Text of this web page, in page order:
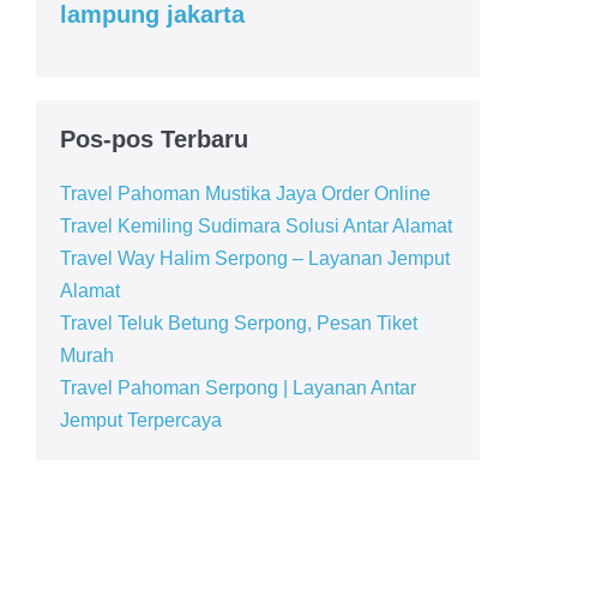
lampung jakarta
Pos-pos Terbaru
Travel Pahoman Mustika Jaya Order Online
Travel Kemiling Sudimara Solusi Antar Alamat
Travel Way Halim Serpong – Layanan Jemput
Alamat
Travel Teluk Betung Serpong, Pesan Tiket
Murah
Travel Pahoman Serpong | Layanan Antar
Jemput Terpercaya